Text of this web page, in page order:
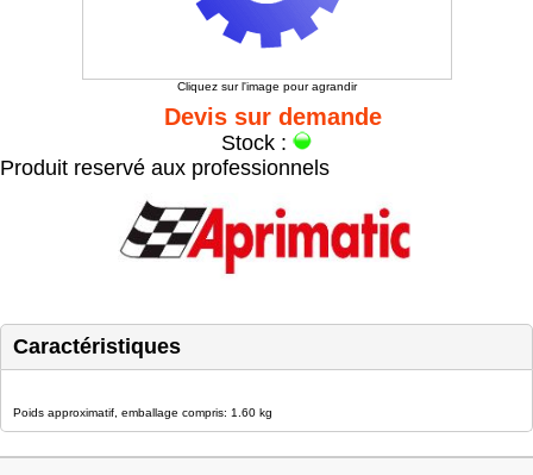
Cliquez sur l'image pour agrandir
Devis sur demande
Stock :
Produit reservé aux professionnels
Caractéristiques
Poids approximatif, emballage compris: 1.60 kg